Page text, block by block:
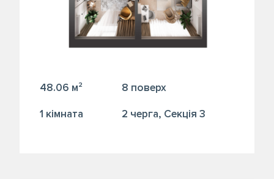
48.06 м² 8 поверх
1 кiмната 2 черга, Секція 3